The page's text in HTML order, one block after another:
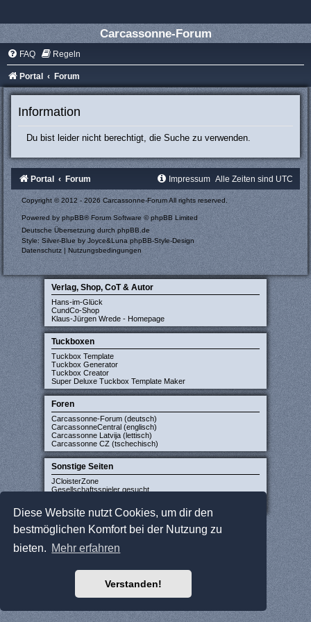
Diese Website nutzt Cookies, um dir den
bestmöglichen Komfort bei der Nutzung zu
bieten. Mehr erfahren
Verstanden!
Carcassonne-Forum
FAQ Regeln
Portal Forum
Information
Du bist leider nicht berechtigt, die Suche zu verwenden.
Portal Forum Alle Zeiten sind UTC
Impressum
Copyright © 2012 - 2026 Carcassonne-Forum All rights reserved.
Powered by phpBB® Forum Software © phpBB Limited
Deutsche Übersetzung durch phpBB.de
Style: Silver-Blue by Joyce&LunaphpBB-Style-Design
Datenschutz | Nutzungsbedingungen
Verlag, Shop, CoT & Autor
Hans-im-Glück
CundCo-Shop
Klaus-Jürgen Wrede - Homepage
Tuckboxen
Tuckbox Template
Tuckbox Generator
Tuckbox Creator
Super Deluxe Tuckbox Template Maker
Foren
Carcassonne-Forum (deutsch)
CarcassonneCentral (englisch)
Carcassonne Latvija (lettisch)
Carcassonne CZ (tschechisch)
Sonstige Seiten
JCloisterZone
Gesellschaftsspieler gesucht